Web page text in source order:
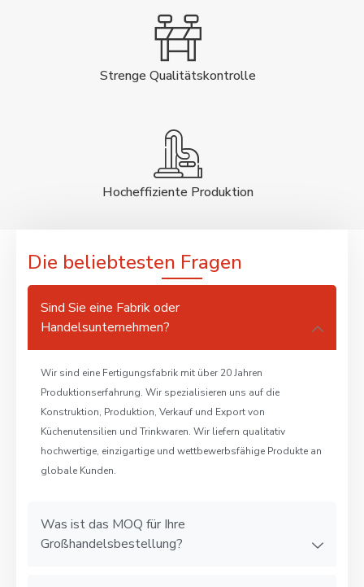
Strenge Qualitätskontrolle
Hocheffiziente Produktion
Die beliebtesten Fragen
Sind Sie eine Fabrik oder
Handelsunternehmen?
Wir sind eine Fertigungsfabrik mit über 20 Jahren
Produktionserfahrung. Wir spezialisieren uns auf die
Konstruktion, Produktion, Verkauf und Export von
Küchenutensilien und Trinkwaren. Wir liefern qualitativ
hochwertige, einzigartige und wettbewerbsfähige Produkte an
globale Kunden.
Was ist das MOQ für Ihre
Großhandelsbestellung?